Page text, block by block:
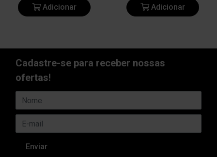
Adicionar Adicionar
Cadastre-se para receber nossas
ofertas!